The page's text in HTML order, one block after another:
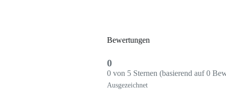
Bewertungen
0
0 von 5 Sternen (basierend auf 0
Ausgezeichnet